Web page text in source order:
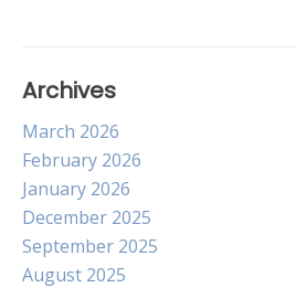
Archives
March 2026
February 2026
January 2026
December 2025
September 2025
August 2025